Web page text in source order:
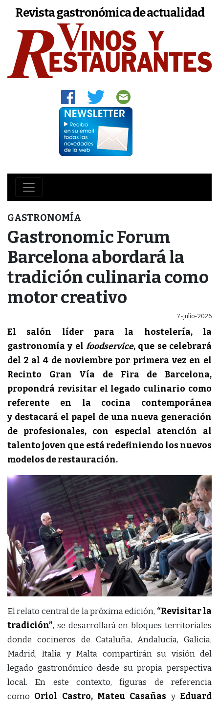
Revista gastronómica de actualidad
GASTRONOMÍA
Gastronomic Forum
Barcelona abordará la
tradición culinaria como
motor creativo
7-julio-2026
El salón líder para la hostelería, la
gastronomía y el foodservice, que se celebrará
del 2 al 4 de noviembre por primera vez en el
Recinto Gran Vía de Fira de Barcelona,
propondrá revisitar el legado culinario como
referente en la cocina contemporánea
y destacará el papel de una nueva generación
de profesionales, con especial atención al
talento joven que está redefiniendo los nuevos
modelos de restauración.
El relato central de la próxima edición, “Revisitar la
tradición”, se desarrollará en bloques territoriales
donde cocineros de Cataluña, Andalucía, Galicia,
Madrid, Italia y Malta compartirán su visión del
legado gastronómico desde su propia perspectiva
local. En este contexto, figuras de referencia
como Oriol Castro, Mateu Casañas yEduard